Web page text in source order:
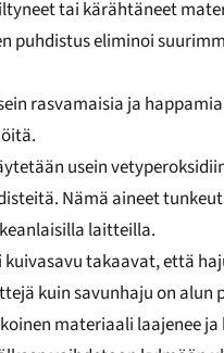
tai kärähtäneet
puhdistus eliminoi
rasvamaisia ja
usein
Nämä aineet
laitteilla.
kuivasavu takaavat, että
kuin savunhaju on alun
materiaali laajenee